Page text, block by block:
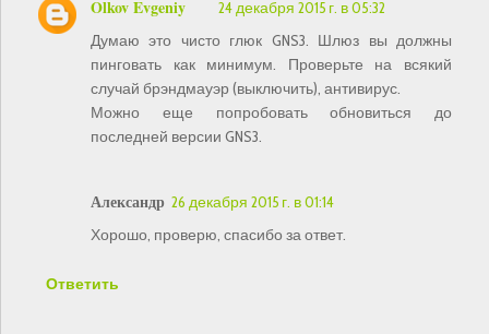
Olkov Evgeniy
24 декабря 2015 г. в 05:32
Думаю это чисто глюк GNS3. Шлюз вы должны
пинговать как минимум. Проверьте на всякий
случай брэндмауэр (выключить), антивирус.
Можно еще попробовать обновиться до
последней версии GNS3.
Александр 26 декабря 2015 г. в 01:14
Хорошо, проверю, спасибо за ответ.
Ответить